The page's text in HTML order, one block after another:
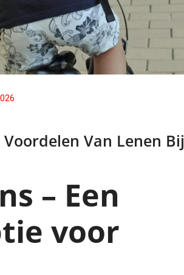
Van Lenen Bij
– Een
voor